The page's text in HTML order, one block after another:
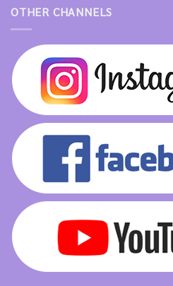
OTHER CHANNELS